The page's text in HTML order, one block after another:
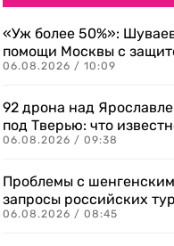
«Уж более 50%»:
помощи Москвы с
06.08.2026 / 10:09
92 дрона над
под Тверью: что
06.08.2026 / 09:38
Проблемы с
запросы российских
06.08.2026 / 08:45